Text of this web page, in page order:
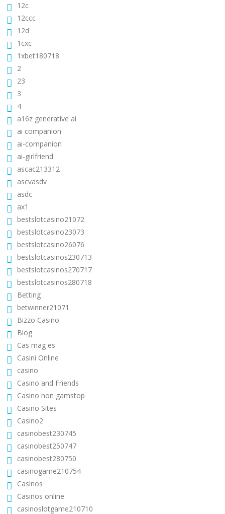
12c
12ccc
12d
1cxc
1xbet180718
2
23
3
4
a16z generative ai
ai companion
ai-companion
ai-girlfriend
ascac213312
ascvasdv
asdc
ax1
bestslotcasino21072
bestslotcasino23073
bestslotcasino26076
bestslotcasinos230713
bestslotcasinos270717
bestslotcasinos280718
Betting
betwinner21071
Bizzo Casino
Blog
Cas mag es
Casini Online
casino
Casino and Friends
Casino non gamstop
Casino Sites
Casino2
casinobest230745
casinobest250747
casinobest280750
casinogame210754
Casinos
Casinos online
casinoslotgame210710